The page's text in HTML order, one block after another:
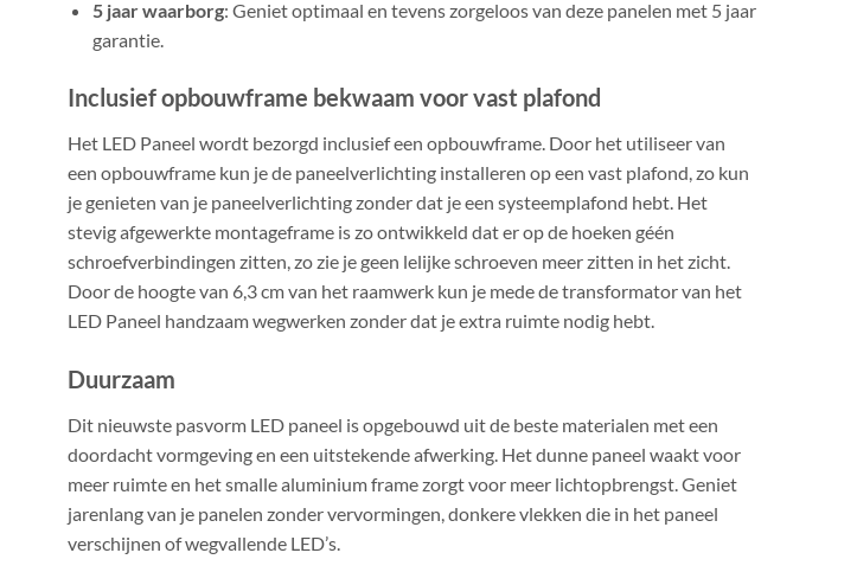
5 jaar waarborg: Geniet optimaal en tevens zorgeloos van deze panelen met 5 jaar
garantie.
Inclusief opbouwframe bekwaam voor vast plafond
Het LED Paneel wordt bezorgd inclusief een opbouwframe. Door het utiliseer van
een opbouwframe kun je de paneelverlichting installeren op een vast plafond, zo kun
je genieten van je paneelverlichting zonder dat je een systeemplafond hebt. Het
stevig afgewerkte montageframe is zo ontwikkeld dat er op de hoeken géén
schroefverbindingen zitten, zo zie je geen lelijke schroeven meer zitten in het zicht.
Door de hoogte van 6,3 cm van het raamwerk kun je mede de transformator van het
LED Paneel handzaam wegwerken zonder dat je extra ruimte nodig hebt.
Duurzaam
Dit nieuwste pasvorm LED paneel is opgebouwd uit de beste materialen met een
doordacht vormgeving en een uitstekende afwerking. Het dunne paneel waakt voor
meer ruimte en het smalle aluminium frame zorgt voor meer lichtopbrengst. Geniet
jarenlang van je panelen zonder vervormingen, donkere vlekken die in het paneel
verschijnen of wegvallende LED’s.